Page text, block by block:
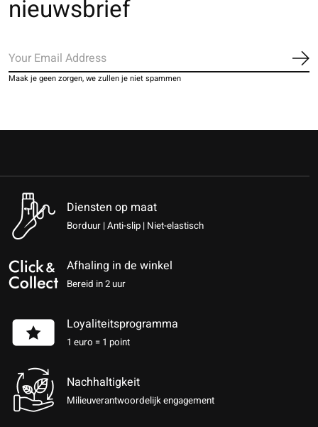
nieuwsbrief
Maak je geen zorgen, we zullen je niet spammen
Diensten op maat
Borduur | Anti-slip | Niet-elastisch
Afhaling in de winkel
Bereid in 2 uur
Loyaliteitsprogramma
1 euro = 1 point
Nachhaltigkeit
Milieuverantwoordelijk engagement